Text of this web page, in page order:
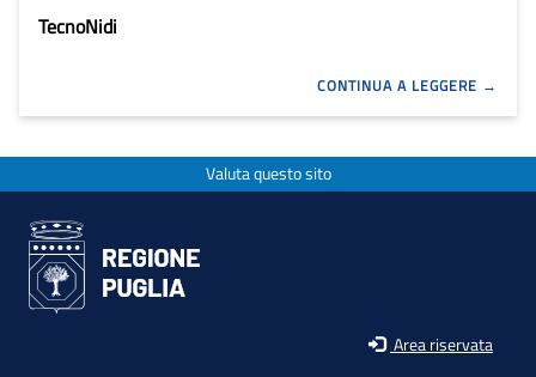
TecnoNidi
CONTINUA A LEGGERE
Valuta questo sito
Area riservata